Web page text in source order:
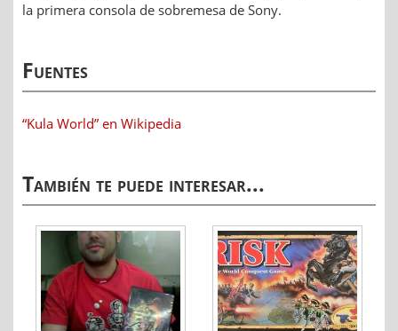
la primera consola de sobremesa de Sony.
Fuentes
“Kula World” en Wikipedia
También te puede interesar...